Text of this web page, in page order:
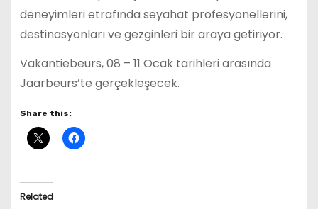
deneyimleri etrafında seyahat profesyonellerini,
destinasyonları ve gezginleri bir araya getiriyor.
Vakantiebeurs, 08 – 11 Ocak tarihleri arasında
Jaarbeurs’te gerçekleşecek.
Share this:
Related